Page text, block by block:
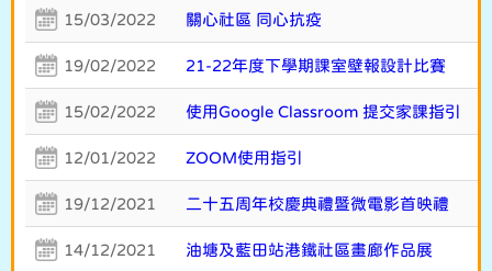
15/03/2022 關心社區 同心抗疫
19/02/2022 21-22年度下學期課室壁報設計比賽
15/02/2022 使用Google Classroom 提交家課指引
12/01/2022 ZOOM使用指引
19/12/2021 二十五周年校慶典禮暨微電影首映禮
14/12/2021 油塘及藍田站港鐵社區畫廊作品展